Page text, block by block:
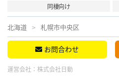
同棲向け
北海道 札幌市中央区
お問合わせ
運営会社： 株式会社日動